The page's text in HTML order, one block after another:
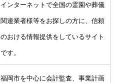
インターネットで全国の霊園や葬儀
関連業者様等をお探しの方に、信頼
のおける情報提供をしているサイト
です。
福岡市を中心に会計監査、事業計画